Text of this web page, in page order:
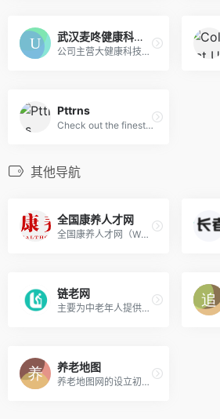
武汉麦咚健康科技有限公司
公司主营大健康科技领域内的技术开发与信息服务, 专注以智能穿戴设备为载体,以互联网健康服务为中心,聚焦高血压慢病管理服务
Pttrns
Check out the finest collection of design patterns, resources, mobile apps and inspiration
其他导航
全国康养人才网
全国康养人才网（WWW.NHHR.NET.CN）作为《健康中国人才培养工程》的官方网站，主要开展政策解读，技能培训，能力测评，人才交流等业务。欢迎社会各界志同道合的朋友们加入我们，共同推动康养人才培养体系的建设，为人力资源强国贡献一份力量。
链老网
主要为中老年人提供养老院、养老资讯、老年大学、居家养老、健康医疗等产品与服务。
养老地图
养老地图网的设立初衷是为广大正为选择养老服务机构的用户提供真实可信赖的机构信息，以及提供有效的养老经验知识。